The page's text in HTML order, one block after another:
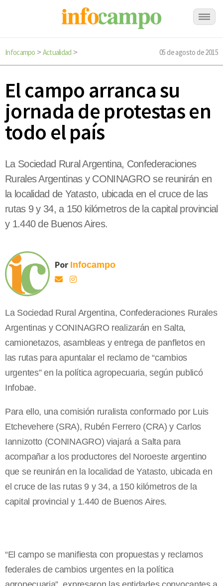
Infocampo > Actualidad > 05 de agosto de 2015
El campo arranca su
jornada de protestas en
todo el país
La Sociedad Rural Argentina, Confederaciones
Rurales Argentinas y CONINAGRO se reunirán en
la localidad de Yatasto, ubicada en el cruce de las
rutas 9 y 34, a 150 kilómetros de la capital provincial
y 1.440 de Buenos Aires.
Por Infocampo
La Sociedad Rural Argentina, Confederaciones Rurales
Argentinas y CONINAGRO realizarán en Salta,
camionetazos, asambleas y entrega de panfletos en
las rutas para apuntalar el reclamo de “cambios
urgentes” en la política agropecuaria, según publicó
Infobae.
Para ello, una comisión ruralista conformado por Luis
Etchevehere (SRA), Rubén Ferrero (CRA) y Carlos
Iannizotto (CONINAGRO) viajará a Salta para
acompañar a los productores del Noroeste argentino
que se reunirán en la localidad de Yatasto, ubicada en
el cruce de las rutas 9 y 34, a 150 kilómetros de la
capital provincial y 1.440 de Buenos Aires.
“El campo se manifiesta con propuestas y reclamos
federales de cambios urgentes en la política